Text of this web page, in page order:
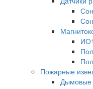
Пожарные
Дымовые